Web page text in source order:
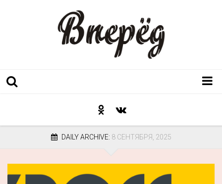
Послесловие к празднику
Неожиданный ракурс
DAILY ARCHIVE: 8 СЕНТЯБРЯ, 2025